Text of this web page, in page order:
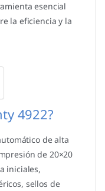
esencial
la eficiencia y la
4922?
de alta
de 20×20
iniciales,
sellos de